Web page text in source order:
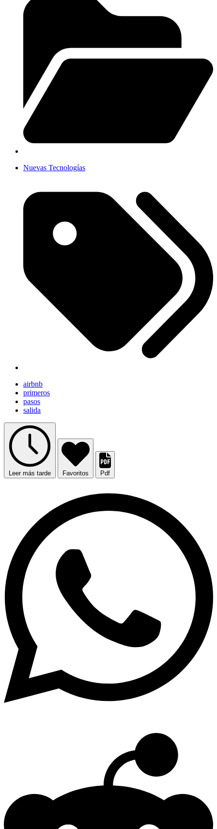
Nuevas Tecnologías
airbnb
primeros
pasos
salida
Leer más tarde Favoritos Pdf